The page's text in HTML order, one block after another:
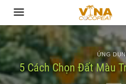
content
ỨNG
5 Cách Chọn Đất Màu